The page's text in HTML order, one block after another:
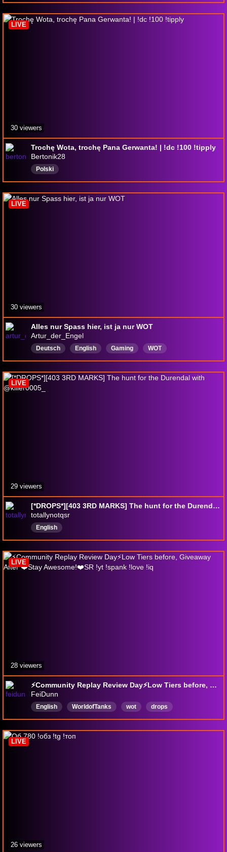
Trochę Wota, trochę Pana Gerwanta! | !dc !100 !tipply
Bertonik28
Polski
LIVE
30 viewers
Alles nur Spass hier, ist ja nur WOT
Artur_der_Engel
Deutsch English Gaming WOT
LIVE
30 viewers
[*DROPS*][403 3RD MARKS] The hunt for the Durendal with @killer0005_
totallynotqsr
English
LIVE
29 viewers
⚡Community Replay Review Day⚡Low Tiers before, Giveaway After ❤️Stay Awesome!❤️SR !yt !spank !love !iq
FeiDunn
English WorldofTanks wot
drops
fulltimestreamer
chill Giveaways
LIVE
28 viewers
LIVE
26 viewers